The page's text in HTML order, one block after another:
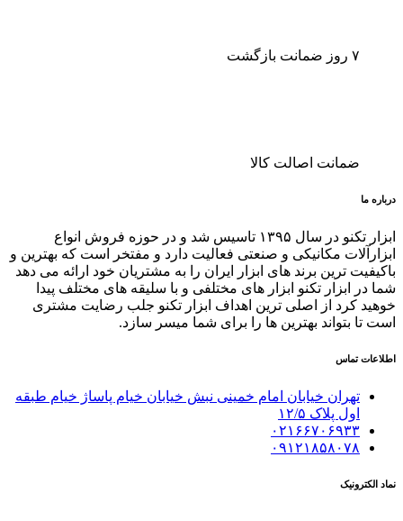
۷ روز ضمانت بازگشت
ضمانت اصالت کالا
درباره ما
ابزار تکنو در سال ۱۳۹۵ تاسیس شد و در حوزه فروش انواع
ابزارآلات مکانیکی و صنعتی فعالیت دارد و مفتخر است که بهترین و
باکیفیت ترین برند های ابزار ایران را به مشتریان خود ارائه می دهد
شما در ابزار تکنو ابزار های مختلفی و با سلیقه های مختلف پیدا
خوهید کرد از اصلی ترین اهداف ابزار تکنو جلب رضایت مشتری
است تا بتواند بهترین ها را برای شما میسر سازد.
اطلاعات تماس
تهران خیابان امام خمینی نبش خیابان خیام پاساژ خیام طبقه
اول پلاک ١٢/۵
۰۲۱۶۶۷۰۶۹۳۳
۰۹۱۲۱۸۵۸۰۷۸
نماد الکترونیک